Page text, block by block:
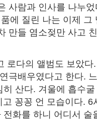
사람과 인사를 나누
에 질린 나는 이제 그
만들 염소젖만 사고
로다의 앨범도 보았다
극배우였다고 한다.
산다. 겨울에 흡수
꽁꽁 언 모습이다. 6
화를 하니 어디서 술